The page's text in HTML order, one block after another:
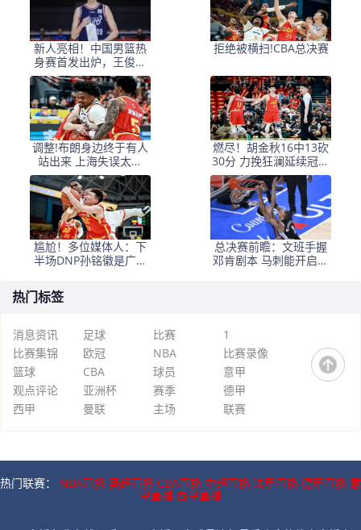
新人亮相！中国男篮热
身赛首发出炉，王俊杰
领衔+徐昕坐镇禁区
拒绝被横扫!CBA总决赛
调整!布朗身边终于有人
站出来 上海失误太多
+犯规困扰
燃尽！胡金秋16中13砍
30分 力挽狂澜延续冠军
悬念
尴尬！多位媒体人：下
半场DNP孙铭徽是广厦
总决赛前瞻：文班手握
邓肯剧本 马刺能开启新
热门标签
消息资讯 足球 比赛
1
比赛集锦
欧冠 NBA
比赛录像
篮球
CBA 球员
意甲
观点评论
亚洲杯 赛季
德甲
西甲
曼联 主场 联赛
热门联赛： NBA直播 英超直播 CBA直播 中超直播 法甲直播 德甲直播 意
甲直播 西甲直播